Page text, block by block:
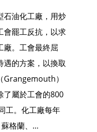
石油化工廠，用炒
會罷工反抗，以求
廠。工會最終屈
遇的方案，以換取
Grangemouth）
了屬於工會的800
工。化工廠每年
格蘭、…